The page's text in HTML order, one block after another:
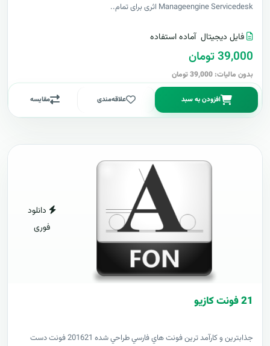
Manageengine Servicedesk اثری برای تمام..
فایل دیجیتال آماده استفاده
39,000 تومان
بدون مالیات: 39,000 تومان
افزودن به سبد علاقه‌مندی مقایسه
دانلود
فوری
21 فونت کازيو
جذابترين و کارآمد ترين فونت هاي فارسي طراحي شده 201621 فونت دست